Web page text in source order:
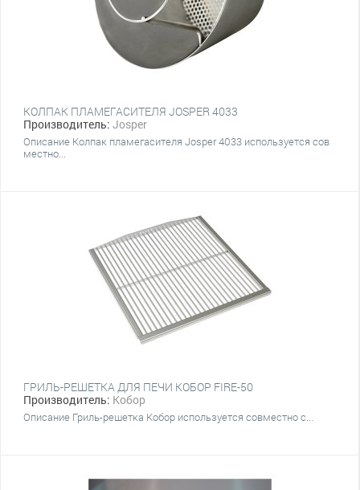
КОЛПАК ПЛАМЕГАСИТЕЛЯ JOSPER 4033
Производитель: Josper
Описание Колпак пламегасителя Josper 4033 используется сов
местно...
ГРИЛЬ-РЕШЕТКА ДЛЯ ПЕЧИ КОБОР FIRE-50
Производитель: Кобор
Описание Гриль-решетка Кобор используется совместно с...